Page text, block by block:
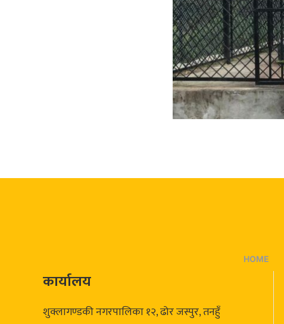
HOME
कार्यालय
शुक्लागण्डकी नगरपालिका १२, ढोर जस्पुर, तनहुँ